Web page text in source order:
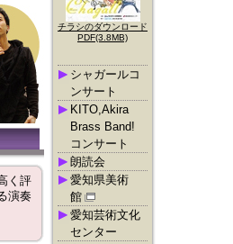
チラシのダウンロード
PDF(3.8MB)
シャガールコ
ンサート
KITO,Akira
Brass Band!
コンサート
朗読会
愛知県美術
館
愛知芸術文化
センター
く評
演奏